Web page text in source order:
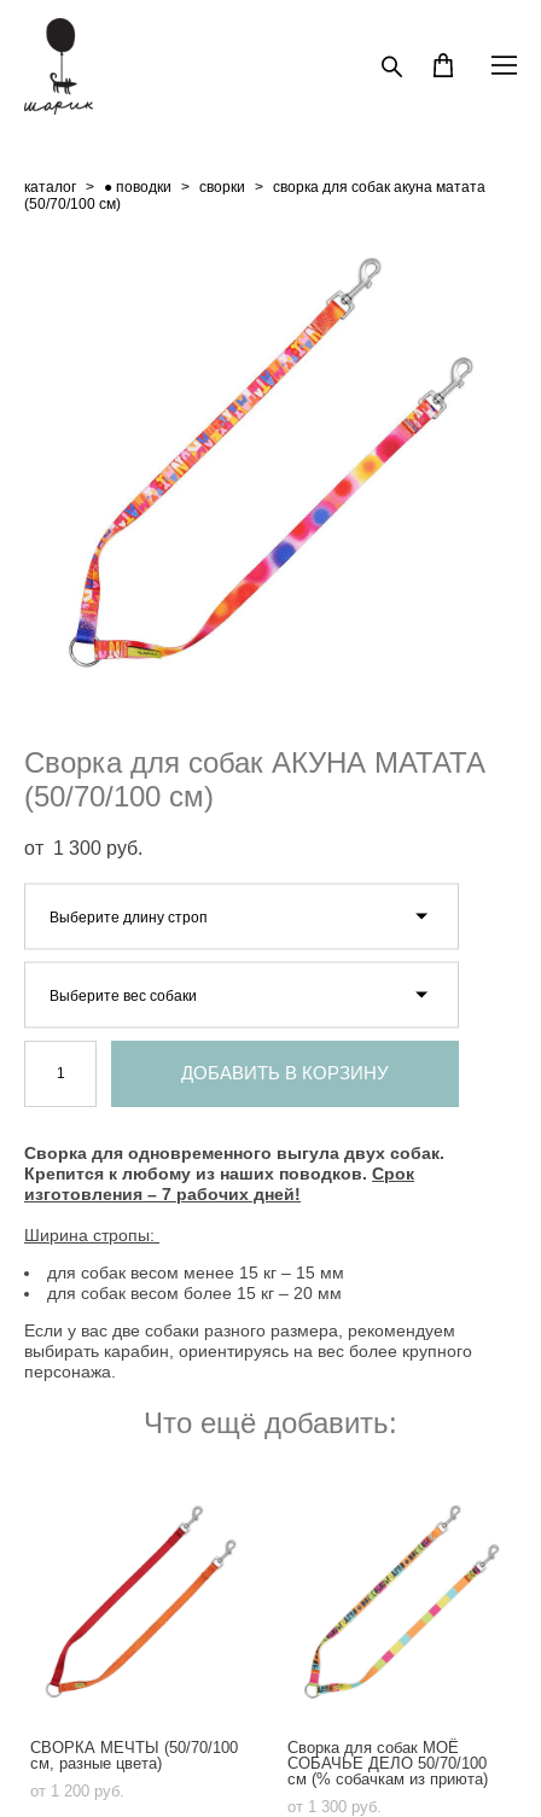
каталог > ● поводки > сворки > сворка для собак акуна матата
(50/70/100 см)
Сворка для собак АКУНА МАТАТА
(50/70/100 см)
от 1 300 pуб.
Выберите длину строп
Выберите вес собаки
ДОБАВИТЬ В КОРЗИНУ
Сворка для одновременного выгула двух собак.
Крепится к любому из наших поводков. Срок
изготовления – 7 рабочих дней!
Ширина стропы:
для собак весом менее 15 кг – 15 мм
для собак весом более 15 кг – 20 мм
Если у вас две собаки разного размера, рекомендуем
выбирать карабин, ориентируясь на вес более крупного
персонажа.
Что ещё добавить:
СВОРКА МЕЧТЫ (50/70/100
см, разные цвета)
от 1 200 pуб.
Сворка для собак МОЁ
СОБАЧЬЕ ДЕЛО 50/70/100
см (% собачкам из приюта)
от 1 300 pуб.